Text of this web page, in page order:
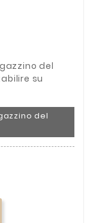
del
su
del